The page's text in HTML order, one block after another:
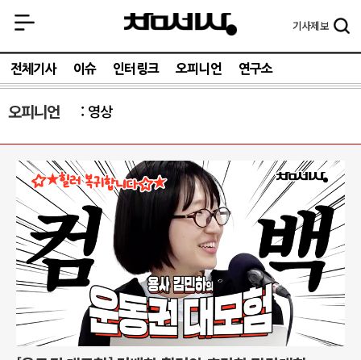
기사제보
전체기사 이슈 인터링크 오피니언 연구소
오피니언 영상